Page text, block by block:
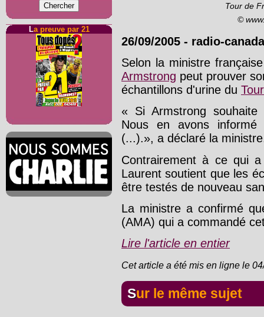
La preuve par 21
Tour de
©
26/09/2005 - radio-
Selon la ministre
Armstrong peut prouver
échantillons d'urine du
« Si Armstrong
Nous en avons informé
(...).», a déclaré la
Contrairement à ce qui
Laurent soutient que les
être testés de nouveau
La ministre a confirmé
(AMA) qui a commandé
Lire l'article en entier
Cet article a été mis en ligne le
Sur le même sujet